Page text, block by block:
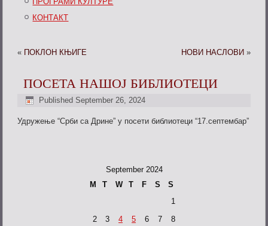
КОНТАКТ
« ПОКЛОН КЊИГЕ НОВИ НАСЛОВИ »
ПОСЕТА НАШОЈ БИБЛИОТЕЦИ
Published September 26, 2024
Удружење “Срби са Дрине” у посети библиотеци “17.септембар”
September 2024
M
T W T F S
S
1
2
3 4 5 6 7 8